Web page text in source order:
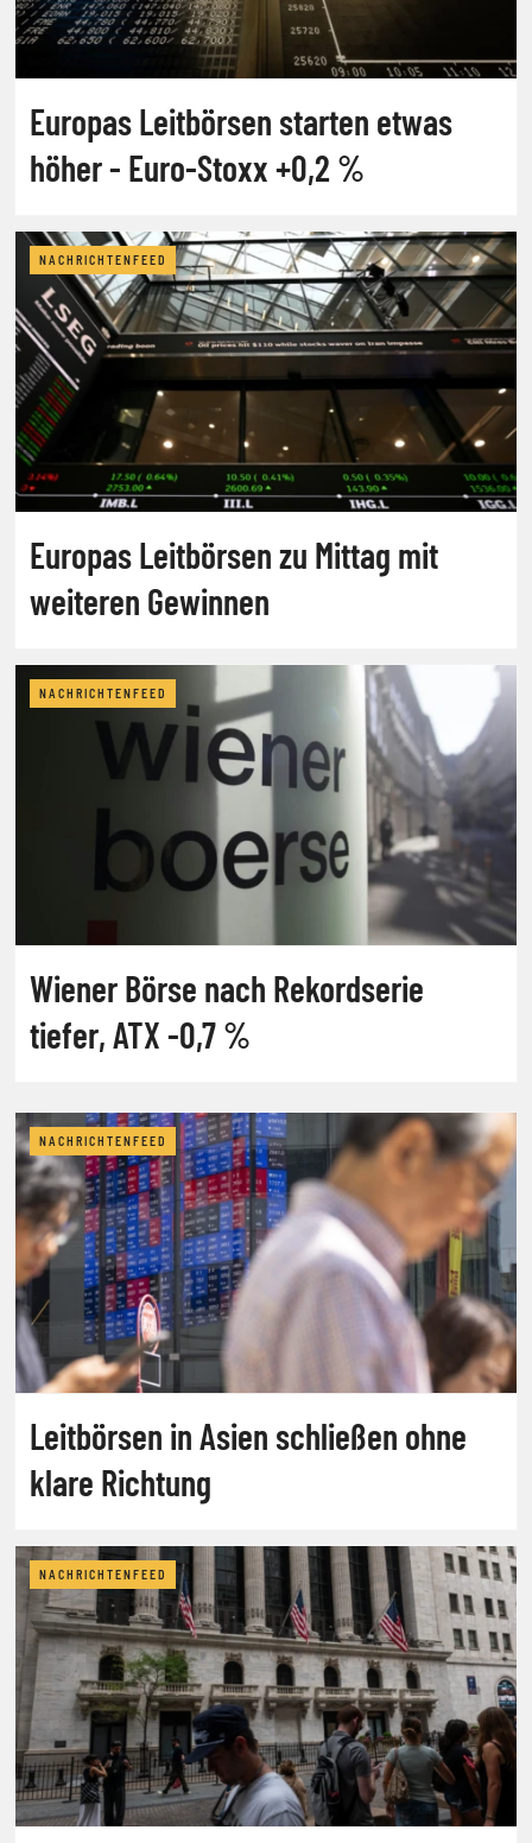
Europas Leitbörsen starten etwas
höher - Euro-Stoxx +0,2 %
NACHRICHTENFEED
Europas Leitbörsen zu Mittag mit
weiteren Gewinnen
NACHRICHTENFEED
Wiener Börse nach Rekordserie
tiefer, ATX -0,7 %
NACHRICHTENFEED
Leitbörsen in Asien schließen ohne
klare Richtung
NACHRICHTENFEED